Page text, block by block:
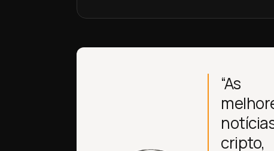
“As
cripto,